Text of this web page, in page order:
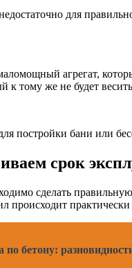
для
агрегат,
тому же не будет
постройки бани или
срок
сделать
происходит
по бетону: